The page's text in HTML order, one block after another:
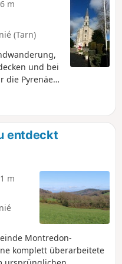
m
(Tarn)
und bei
die Pyrenäen
ist,
Plateau,
auf das
du
entdeckt
m
Montredon-
komplett überarbeitete